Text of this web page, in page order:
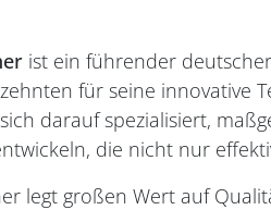
ist ein führender
für seine innovative
darauf spezialisiert,
die nicht nur
legt großen Wert auf